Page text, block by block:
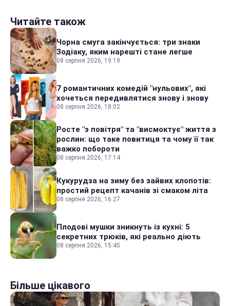
Читайте також
Чорна смуга закінчується: три знаки
Зодіаку, яким нарешті стане легше
08 серпня 2026, 19:19
7 романтичних комедій "нульових", які
хочеться передивлятися знову і знову
08 серпня 2026, 18:02
Росте "з повітря" та "висмоктує" життя з
рослин: що таке повитиця та чому її так
важко побороти
08 серпня 2026, 17:14
Кукурудза на зиму без зайвих клопотів:
простий рецепт качанів зі смаком літа
08 серпня 2026, 16:27
Плодові мушки зникнуть із кухні: 5
секретних трюків, які реально діють
08 серпня 2026, 15:45
Більше цікавого